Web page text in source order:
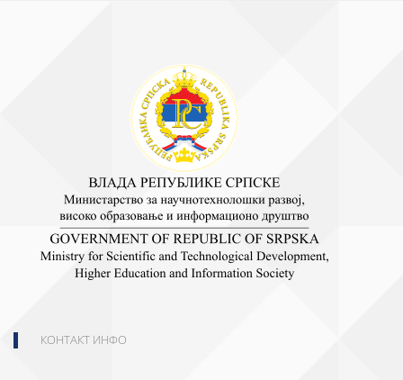
КОНТАКТ ИНФО